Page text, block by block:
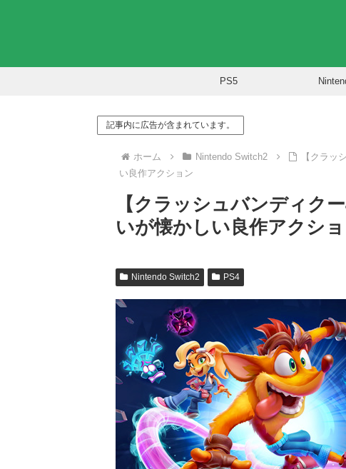
PS5
記事内に広告が含まれています。
ホーム Nintendo Switch2
【クラッ
い良作アクション
【クラッシュバンディク
いが懐かしい良作アクシ
Nintendo Switch2 PS4